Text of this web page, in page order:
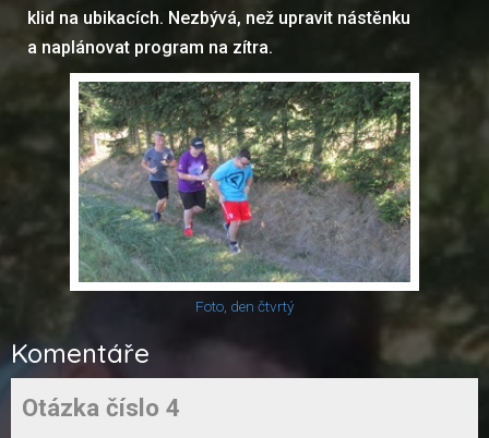
klid na ubikacích. Nezbývá, než upravit nástěnku
a naplánovat program na zítra.
Foto, den čtvrtý
Komentáře
Otázka číslo 4